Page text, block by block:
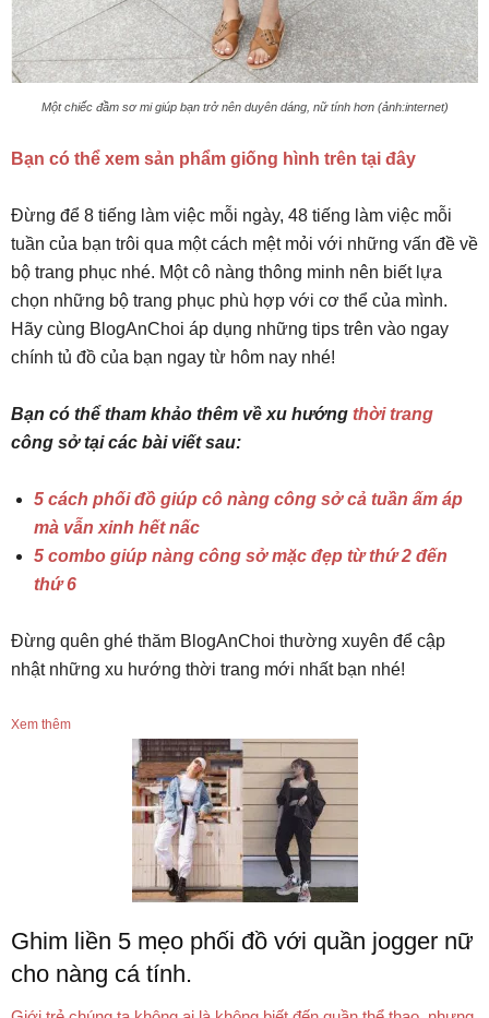
Một chiếc đầm sơ mi giúp bạn trở nên duyên dáng, nữ tính hơn (ảnh:internet)
Bạn có thể xem sản phẩm giống hình trên tại đây
Đừng để 8 tiếng làm việc mỗi ngày, 48 tiếng làm việc mỗi
tuần của bạn trôi qua một cách mệt mỏi với những vấn đề về
bộ trang phục nhé. Một cô nàng thông minh nên biết lựa
chọn những bộ trang phục phù hợp với cơ thể của mình.
Hãy cùng BlogAnChoi áp dụng những tips trên vào ngay
chính tủ đồ của bạn ngay từ hôm nay nhé!
Bạn có thể tham khảo thêm về xu hướng thời trang
công sở tại các bài viết sau:
5 cách phối đồ giúp cô nàng công sở cả tuần ấm áp
mà vẫn xinh hết nấc
5 combo giúp nàng công sở mặc đẹp từ thứ 2 đến
thứ 6
Đừng quên ghé thăm BlogAnChoi thường xuyên để cập
nhật những xu hướng thời trang mới nhất bạn nhé!
Xem thêm
Ghim liền 5 mẹo phối đồ với quần jogger nữ
cho nàng cá tính.